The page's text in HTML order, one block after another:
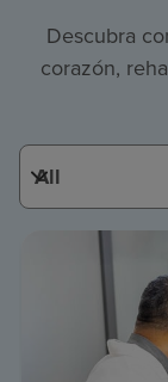
Descubra
corazón,